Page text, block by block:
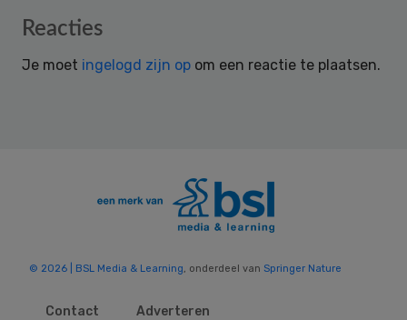
Reader
Reacties
Je moet ingelogd zijn op om een reactie te plaatsen.
© 2026 | BSL Media & Learning, onderdeel van Springer Nature
Contact
Adverteren